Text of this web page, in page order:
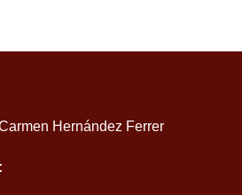
Hernández Ferrer